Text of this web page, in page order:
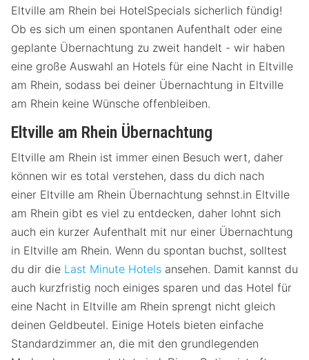
Eltville am Rhein bei HotelSpecials sicherlich fündig!
Ob es sich um einen spontanen Aufenthalt oder eine
geplante Übernachtung zu zweit handelt - wir haben
eine große Auswahl an Hotels für eine Nacht in Eltville
am Rhein, sodass bei deiner Übernachtung in Eltville
am Rhein keine Wünsche offenbleiben.
Eltville am Rhein Übernachtung
Eltville am Rhein ist immer einen Besuch wert, daher
können wir es total verstehen, dass du dich nach
einer Eltville am Rhein Übernachtung sehnst.in Eltville
am Rhein gibt es viel zu entdecken, daher lohnt sich
auch ein kurzer Aufenthalt mit nur einer Übernachtung
in Eltville am Rhein. Wenn du spontan buchst, solltest
du dir die Last Minute Hotels ansehen. Damit kannst du
auch kurzfristig noch einiges sparen und das Hotel für
eine Nacht in Eltville am Rhein sprengt nicht gleich
deinen Geldbeutel. Einige Hotels bieten einfache
Standardzimmer an, die mit den grundlegenden